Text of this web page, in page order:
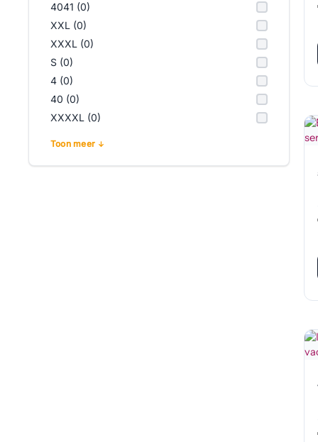
4041 (0)
XXL (0)
XXXL (0)
S (0)
4 (0)
40 (0)
XXXXL (0)
Toon meer